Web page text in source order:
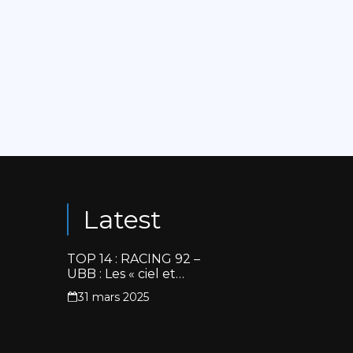
Latest
TOP 14 : RACING 92 –
UBB : Les « ciel et
blanc » renouent avec
la victoire
31 mars 2025